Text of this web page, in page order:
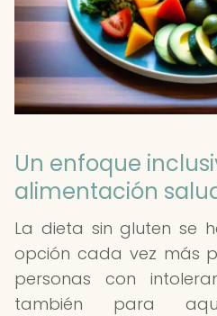
Un enfoque
alimentación
La dieta sin gluten se
opción cada vez más
personas con
también para